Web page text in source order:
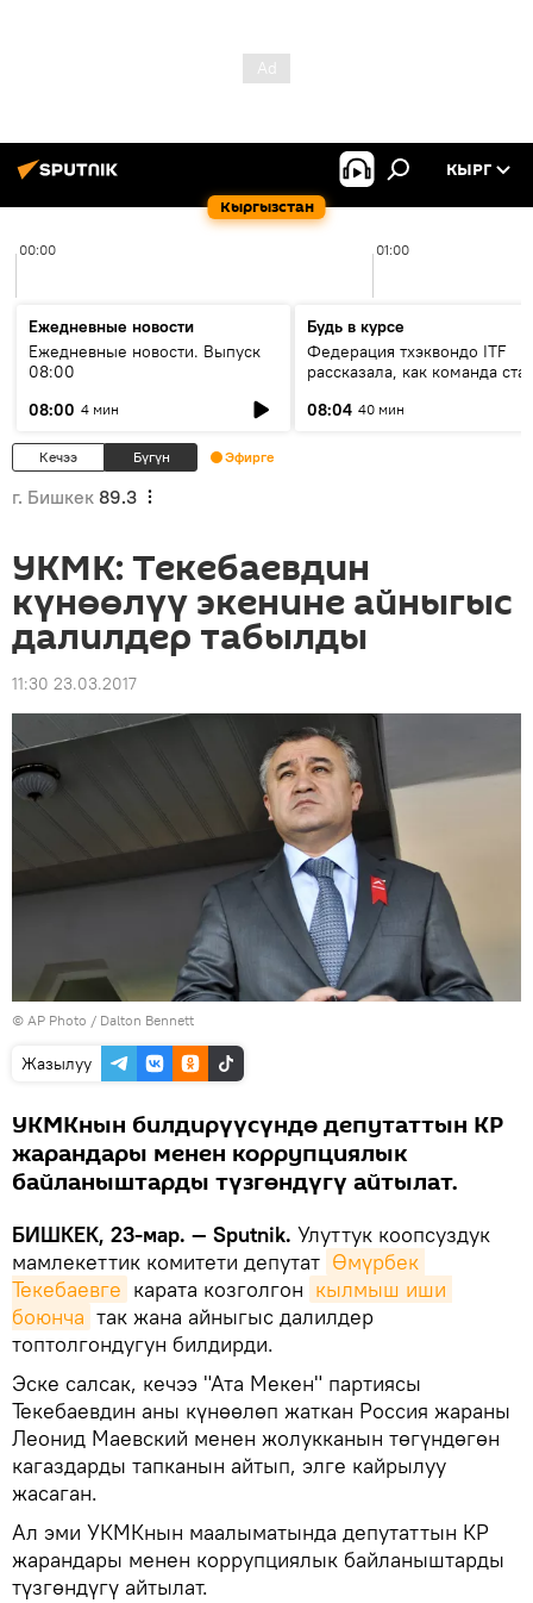
Кыргызстан
КЫРГ
00:00 01:00
Ежедневные новости
Ежедневные новости. Выпуск
08:00
08:00 4 мин
Будь в курсе
Федерация тхэквондо ITF
рассказала, как команда
08:04 40 мин
Кечээ Бүгүн Эфирге
г. Бишкек 89.3
УКМК: Текебаевдин
күнөөлүү экенине айныгыс
далилдер табылды
11:30 23.03.2017
© AP Photo / Dalton Bennett
Жазылуу
УКМКнын билдирүүсүндө депутаттын КР
жарандары менен коррупциялык
байланыштарды түзгөндүгү айтылат.
БИШКЕК, 23-мар. — Sputnik. Улуттук коопсуздук
мамлекеттик комитети депутат Өмүрбек
Текебаевге карата козголгон кылмыш иши
боюнча так жана айныгыс далилдер
топтолгондугун билдирди.
Эске салсак, кечээ "Ата Мекен" партиясы
Текебаевдин аны күнөөлөп жаткан Россия жараны
Леонид Маевский менен жолукканын төгүндөгөн
кагаздарды тапканын айтып, элге кайрылуу
жасаган.
Ал эми УКМКнын маалыматында депутаттын КР
жарандары менен коррупциялык байланыштарды
түзгөндүгү айтылат.